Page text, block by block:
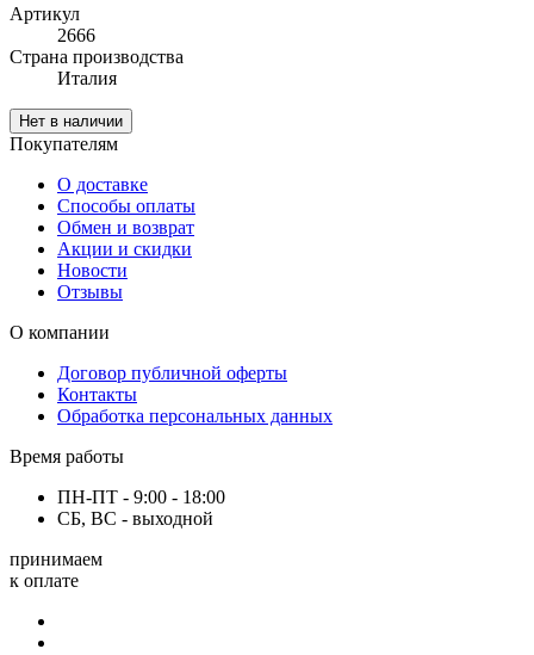
Артикул
2666
Cтрана производства
Италия
Нет в наличии
Покупателям
О доставке
Способы оплаты
Обмен и возврат
Акции и скидки
Новости
Отзывы
О компании
Договор публичной оферты
Контакты
Обработка персональных данных
Время работы
ПН-ПТ - 9:00 - 18:00
СБ, ВС - выходной
принимаем
к оплате